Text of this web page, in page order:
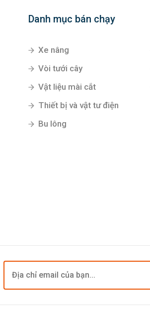
Danh mục bán chạy
Xe nâng
Vòi tưới cây
Vật liệu mài cắt
Thiết bị và vật tư điện
Bu lông